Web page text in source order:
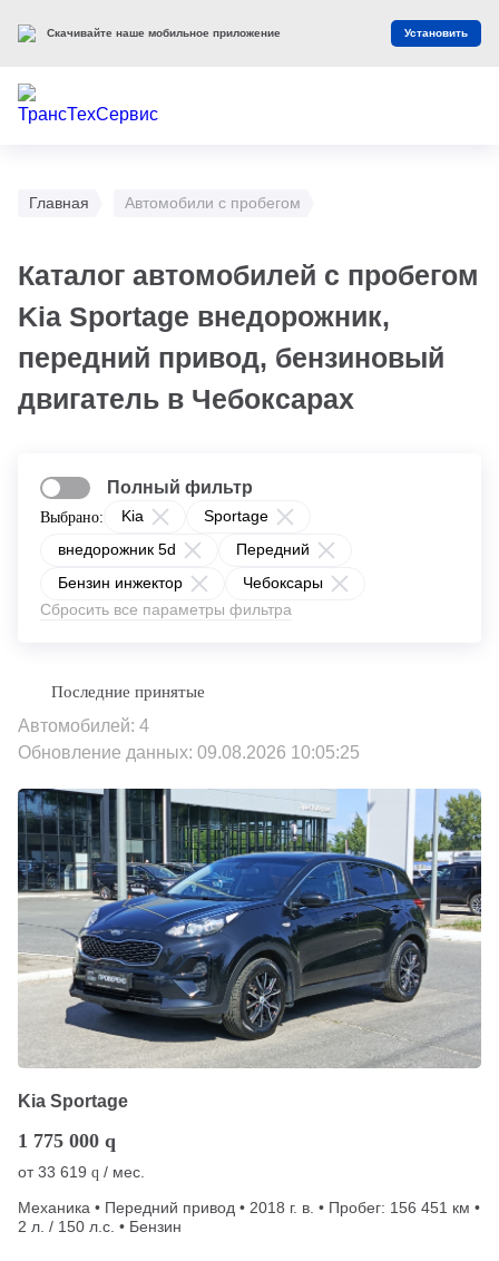
Главная Автомобили с пробегом
Каталог автомобилей с пробегом
Kia Sportage внедорожник,
передний привод, бензиновый
двигатель в Чебоксарах
Выбрано: Kia
Sportage
внедорожник 5d
Передний
Бензин инжектор
Чебоксары
Сбросить все параметры фильтра
Полный фильтр
Автомобилей: 4
Обновление данных: 09.08.2026 10:05:25
Kia Sportage
1 775 000 q
от33 619 q / мес.
Механика • Передний привод • 2018 г. в. • Пробег: 156 451 км •
2 л. / 150 л.с. • Бензин
Скачивайте наше мобильное приложение Установить